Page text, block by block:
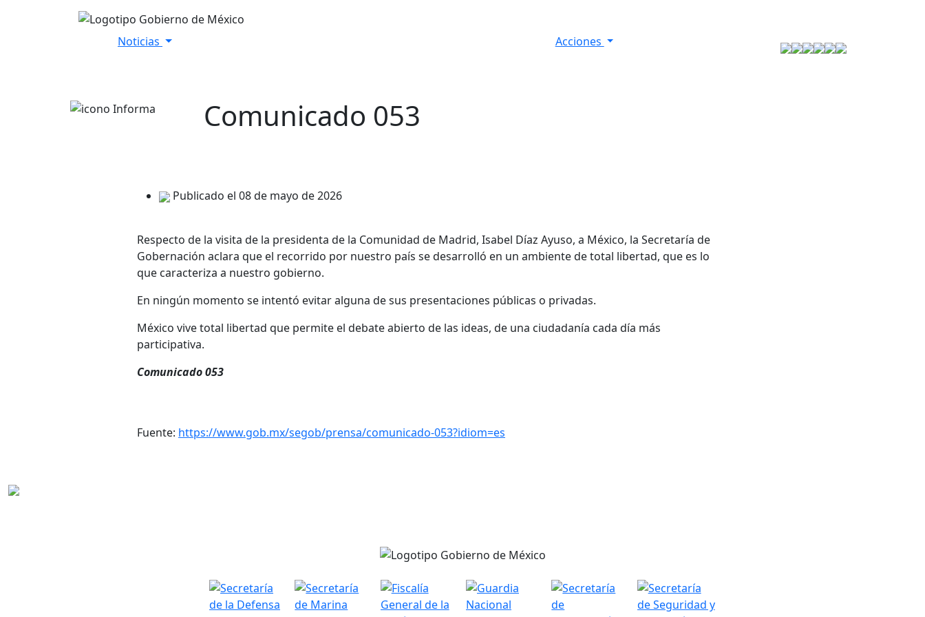
Noticias Acciones
Comunicado 053
Publicado el 08 de mayo de 2026
Respecto de la visita de la presidenta de la Comunidad de Madrid, Isabel Díaz Ayuso, a México, la Secretaría de
Gobernación aclara que el recorrido por nuestro país se desarrolló en un ambiente de total libertad, que es lo
que caracteriza a nuestro gobierno.
En ningún momento se intentó evitar alguna de sus presentaciones públicas o privadas.
México vive total libertad que permite el debate abierto de las ideas, de una ciudadanía cada día más
participativa.
Comunicado 053
Fuente: https://www.gob.mx/segob/prensa/comunicado-053?idiom=es